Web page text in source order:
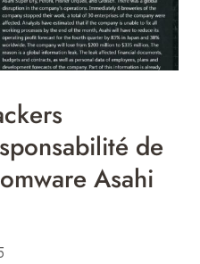
de
Asahi